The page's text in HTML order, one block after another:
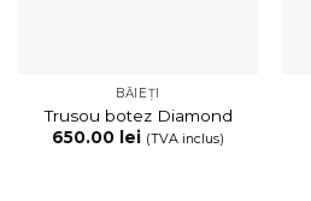
BĂIEȚI
Trusou botez Diamond
650.00
lei (TVA inclus)